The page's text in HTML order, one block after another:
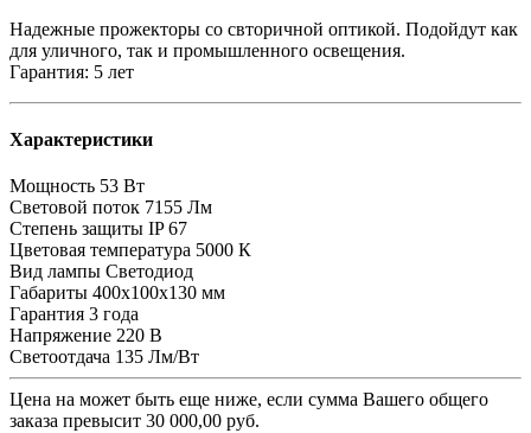
Надежные прожекторы со свторичной оптикой. Подойдут как
для уличного, так и промышленного освещения.
Гарантия: 5 лет
Характеристики
Мощность 53 Вт
Световой поток 7155 Лм
Степень защиты IP 67
Цветовая температура 5000 К
Вид лампы Светодиод
Габариты 400х100х130 мм
Гарантия 3 года
Напряжение 220 В
Светоотдача 135 Лм/Вт
Цена на может быть еще ниже, если сумма Вашего общего
заказа превысит 30 000,00 руб.